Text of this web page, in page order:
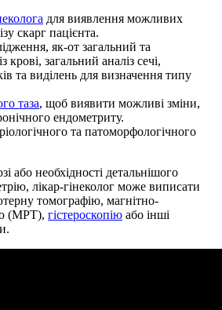
для виявлення можливих
скарг пацієнта.
як-от загальний та
крові, загальний аналіз сечі,
та виділень для визначення типу
таза, щоб виявити можливі зміни,
ендометриту.
та патоморфологічного
або необхідності детальнішого
лiкар-гiнеколог може виписати
томографію, магнітно-
(МРТ), гістероскопію або інші